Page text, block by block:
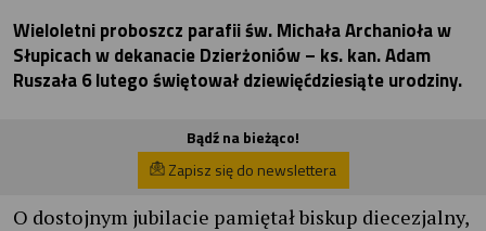
Wieloletni proboszcz parafii św. Michała Archanioła w
Słupicach w dekanacie Dzierżoniów – ks. kan. Adam
Ruszała 6 lutego świętował dziewięćdziesiąte urodziny.
Bądź na bieżąco!
Zapisz się do newslettera
O dostojnym jubilacie pamiętał biskup diecezjalny,